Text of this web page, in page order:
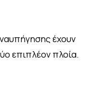
έχουν
επιπλέον πλοία.